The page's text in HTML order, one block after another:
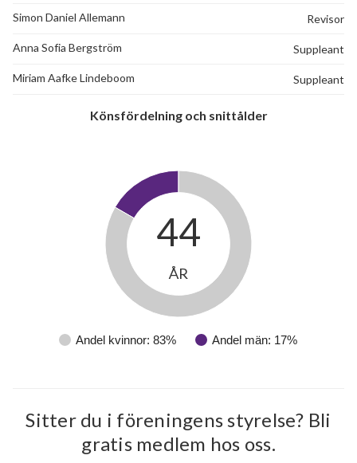
lägenheter
Simon Daniel Allemann Revisor
Anna Sofia Bergström Suppleant
Miriam Aafke Lindeboom Suppleant
Könsfördelning och snittålder
Andel kvinnor: 83% Andel män: 17%
44
ÅR
Sitter du i föreningens styrelse? Bli
gratis medlem hos oss.